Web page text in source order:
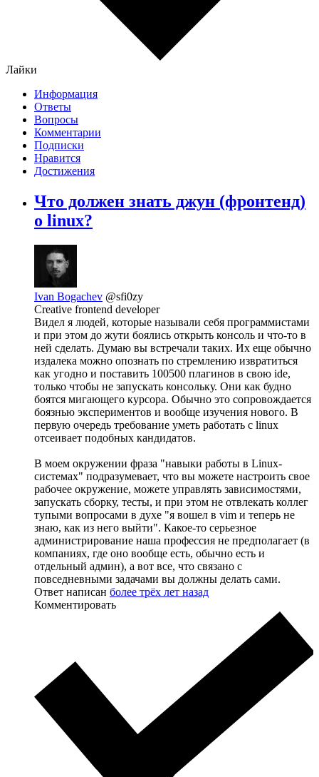
Лайки
Информация
Ответы
Вопросы
Комментарии
Подписки
Нравится
Достижения
Что должен знать джун (фронтенд)
о linux?
Ivan Bogachev @sfi0zy
Creative frontend developer
Видел я людей, которые называли себя программистами
и при этом до жути боялись открыть консоль и что-то в
ней сделать. Думаю вы встречали таких. Их еще обычно
издалека можно опознать по стремлению извратиться
как угодно и поставить 100500 плагинов в свою ide,
только чтобы не запускать консольку. Они как будно
боятся мигающего курсора. Обычно это сопровождается
боязнью экспериментов и вообще изучения нового. В
первую очередь требование уметь работать с linux
отсеивает подобных кандидатов.
В моем окружении фраза "навыки работы в Linux-
системах" подразумевает, что вы можете настроить свое
рабочее окружение, можете управлять зависимостями,
запускать сборку, тесты, и при этом не отвлекать коллег
тупыми вопросами в духе "я вошел в vim и теперь не
знаю, как из него выйти". Какое-то серьезное
администрирование наша профессия не предполагает (в
компаниях, где оно вообще есть, обычно есть и
отдельный админ), а вот все, что связано с
повседневными задачами вы должны делать сами.
Ответ написан более трёх лет назад
Комментировать